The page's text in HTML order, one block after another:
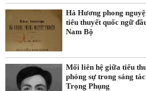
Hà Hương phong
tiểu thuyết quốc ngữ
Nam Bộ
Mối liên hệ giữa tiểu
phóng sự trong sáng
Trọng Phụng